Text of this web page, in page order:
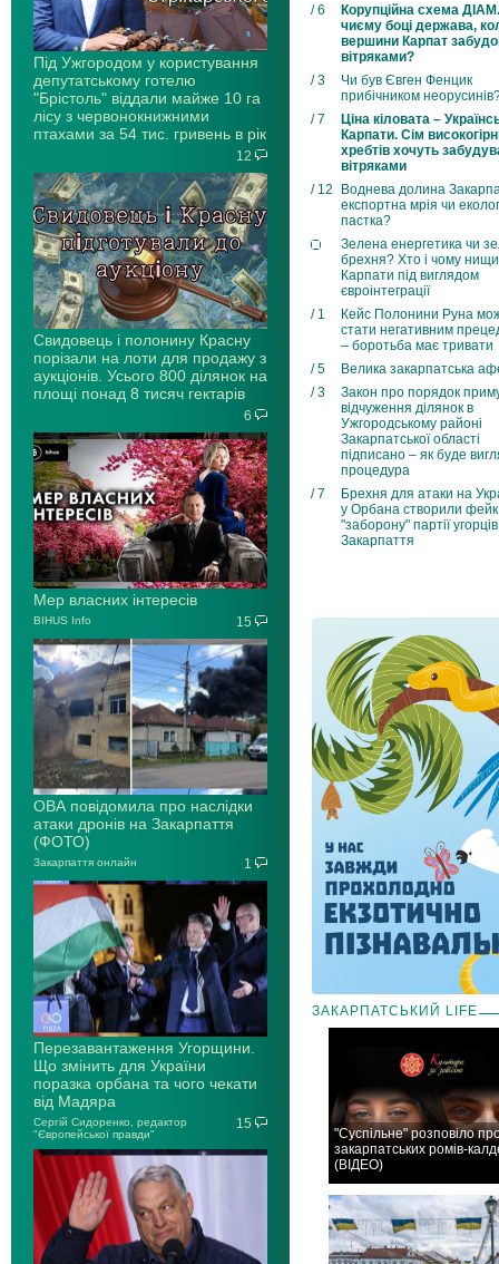
Під Ужгородом у користування
депутатському готелю
"Брістоль" віддали майже 10 га
лісу з червонокнижними
птахами за 54 тис. гривень в рік
12
Свидовець і полонину Красну
порізали на лоти для продажу з
аукціонів. Усього 800 ділянок на
площі понад 8 тисяч гектарів
6
Мер власних інтересів
BIHUS Info 15
ОВА повідомила про наслідки
атаки дронів на Закарпаття
(ФОТО)
Закарпаття онлайн 1
Перезавантаження Угорщини.
Що змінить для України
поразка орбана та чого чекати
від Мадяра
Сергій Сидоренко, редактор
"Європейської правди"
15
/ 6
Корупційна схема
чиєму боці держава,
вершини Карпат
вітряками?
/ 3
Чи був Євген Фенцик
прибічником
/ 7
Ціна кіловата –
Карпати. Сім
хребтів хочуть
вітряками
/ 12
Воднева долина
експортна мрія чи
пастка?
Зелена енергетика чи
брехня? Хто і чому
Карпати під виглядом
євроінтеграції
/ 1
Кейс Полонини Руна
стати негативним
– боротьба має тривати
/ 5
Велика закарпатська
/ 3
Закон про порядок
відчуження ділянок в
Ужгородському районі
Закарпатської області
підписано – як буде
процедура
/ 7
Брехня для атаки на
у Орбана створили
"заборону" партії угорців
Закарпаття
ЗАКАРПАТСЬКИЙ LIFE
"Суспільне" розповіло
закарпатських ромів-
(ВІДЕО)